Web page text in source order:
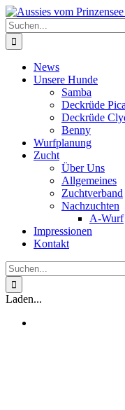
Zum
Inhalt
springen
Suche
nach:
News
Unsere Hunde
Samba
Deckrüde
Deckrüde
Benny
Wurfplanung
Zucht
Über Uns
Allgemeines
Zuchtverband
Nachzuchten
A-Wurf
Impressionen
Kontakt
Suche
nach:
Laden...